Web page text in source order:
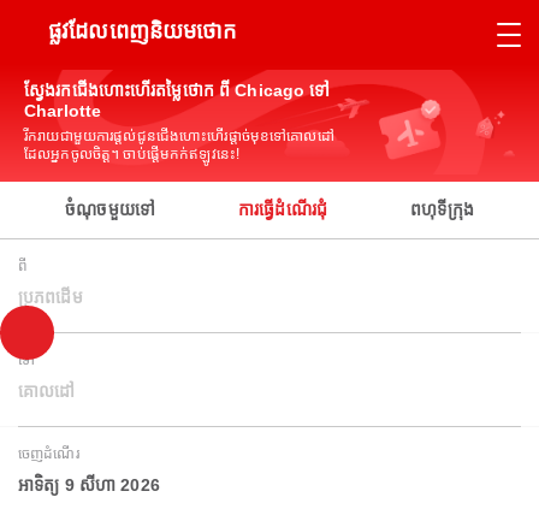
ផ្លូវដែលពេញនិយមថោក
ស្វែងរកជើងហោះហើរតម្លៃថោក ពី Chicago ទៅ
Charlotte
រីករាយជាមួយការផ្តល់ជូនជើងហោះហើរផ្តាច់មុខទៅគោលដៅ
ដែលអ្នកចូលចិត្ត។ ចាប់ផ្តើមកក់ឥឡូវនេះ!
ចំណុចមួយទៅ ការធ្វើដំណើរជុំ ពហុទីក្រុង
ពី
ប្រភពដើម
ទៅ
គោលដៅ
ចេញដំណើរ
អាទិត្យ 9 សីហា 2026